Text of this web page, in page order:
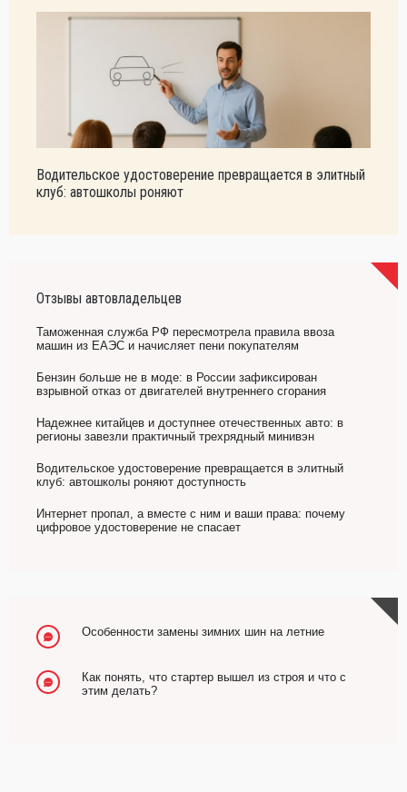
Водительское удостоверение превращается в элитный
клуб: автошколы роняют
Отзывы автовладельцев
Таможенная служба РФ пересмотрела правила ввоза
машин из ЕАЭС и начисляет пени покупателям
Бензин больше не в моде: в России зафиксирован
взрывной отказ от двигателей внутреннего сгорания
Надежнее китайцев и доступнее отечественных авто: в
регионы завезли практичный трехрядный минивэн
Водительское удостоверение превращается в элитный
клуб: автошколы роняют доступность
Интернет пропал, а вместе с ним и ваши права: почему
цифровое удостоверение не спасает
Особенности замены зимних шин на летние
Как понять, что стартер вышел из строя и что с
этим делать?